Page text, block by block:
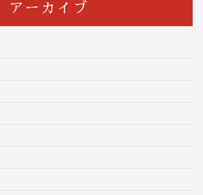
アーカイブ